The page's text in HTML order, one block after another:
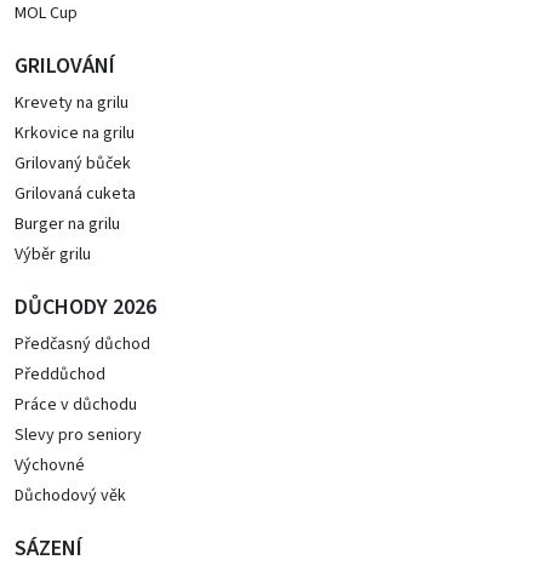
MOL Cup
GRILOVÁNÍ
Krevety na grilu
Krkovice na grilu
Grilovaný bůček
Grilovaná cuketa
Burger na grilu
Výběr grilu
DŮCHODY 2026
Předčasný důchod
Předdůchod
Práce v důchodu
Slevy pro seniory
Výchovné
Důchodový věk
SÁZENÍ